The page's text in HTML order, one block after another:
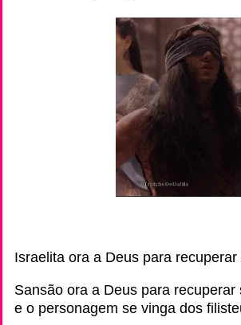
Israelita ora a Deus para
Sansão ora a Deus para
e o personagem se vinga dos